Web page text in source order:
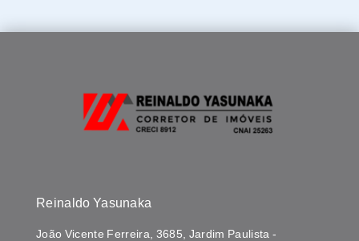
Reinaldo Yasunaka
João Vicente Ferreira, 3685, Jardim Paulista -